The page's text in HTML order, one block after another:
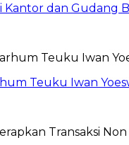
Kantor dan Gudang
Teuku Iwan